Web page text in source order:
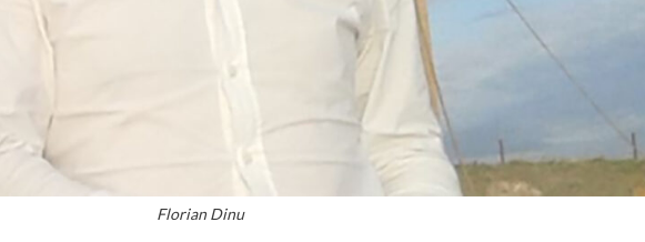
Florian Dinu